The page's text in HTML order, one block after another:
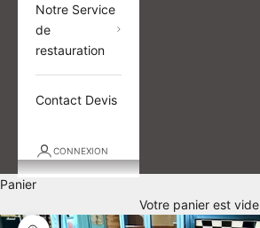
Notre Service
de
restauration
Contact Devis
CONNEXION
Panier
Votre panier est vide